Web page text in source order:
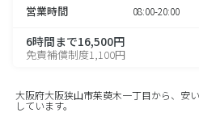
営業時間 08:00-20:00
6時間まで16,500円
免責補償制度1,100円
大阪府大阪狭山市茱萸木一丁目から、安
しています。